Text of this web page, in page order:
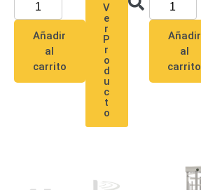
Directa
Redes
Servidores
/
Almacenamiento
Accesorios
Almacenamiento
NAS /
Discos
Añadir
al
carrito
V
e
r
P
r
o
d
u
c
t
o
Añadir
al
carrito